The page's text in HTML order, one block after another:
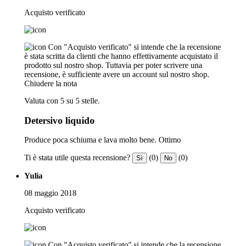
Acquisto verificato
Con "Acquisto verificato" si intende che la recensione
è stata scritta da clienti che hanno effettivamente acquistato il
prodotto sul nostro shop. Tuttavia per poter scrivere una
recensione, è sufficiente avere un account sul nostro shop.
Chiudere la nota
Valuta con 5 su 5 stelle.
Detersivo liquido
Produce poca schiuma e lava molto bene. Ottimo
Ti è stata utile questa recensione? Sì (0) No (0)
Yulia
08 maggio 2018
Acquisto verificato